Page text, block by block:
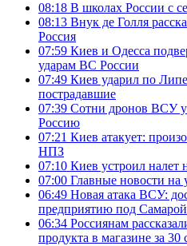
08:18 В школах России с
08:13 Внук де Голля
Россия
07:59 Киев и Одесса
ударам ВС России
07:49 Киев ударил по
пострадавшие
07:39 Сотни дронов ВСУ
Россию
07:21 Киев атакует:
НПЗ
07:10 Киев устроил налет
07:00 Главные новости на
06:49 Новая атака ВСУ:
предприятию под Самарой
06:34 Россиянам
продукта в магазине за 30